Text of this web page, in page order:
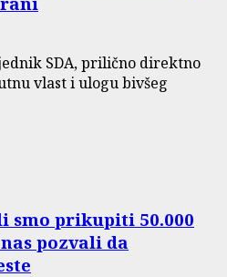
SDA, prilično direktno
vlast i ulogu bivšeg
smo prikupiti 50.000
pozvali da